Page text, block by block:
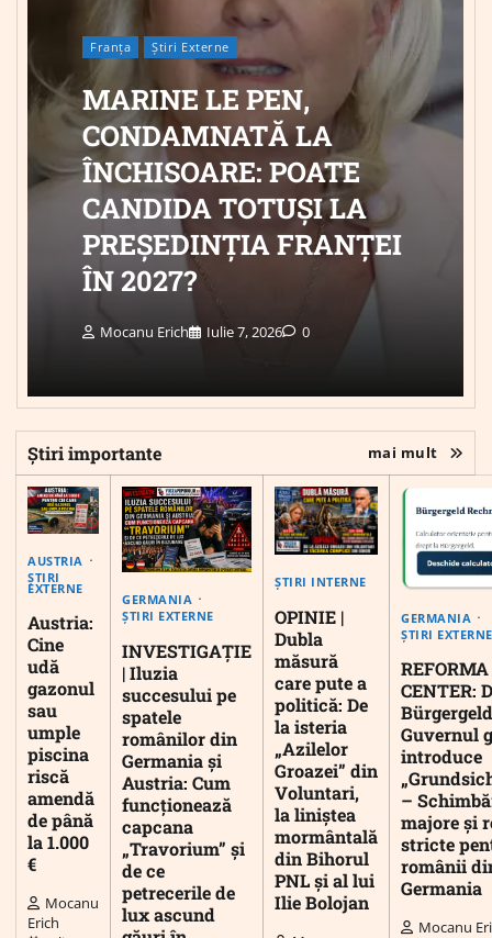
Franța Știri Externe
MARINE LE PEN,
CONDAMNATĂ LA
ÎNCHISOARE: POATE
CANDIDA TOTUȘI LA
PREȘEDINȚIA FRANȚEI
ÎN 2027?
Mocanu Erich Iulie 7, 2026 0
Știri importante mai mult
AUSTRIA
ȘTIRI
EXTERNE
Austria:
Cine
udă
gazonul
sau
umple
piscina
riscă
amendă
de până
la 1.000
€
Mocanu
Erich
GERMANIA
ȘTIRI EXTERNE
INVESTIGAȚIE
| Iluzia
succesului pe
spatele
românilor din
Germania și
Austria: Cum
funcționează
capcana
„Travorium” și
de ce
petrecerile de
lux ascund
ȘTIRI INTERNE
OPINIE |
Dubla
măsură
care pute a
politică: De
la isteria
„Azilelor
Groazei” din
Voluntari,
la liniștea
mormântală
din Bihorul
PNL și al lui
Ilie Bolojan
GERMANIA
ȘTIRI EXTERNE
CENTER:
Guvernul
introduce
–
majore și
stricte
românii
Germania
Mocanu